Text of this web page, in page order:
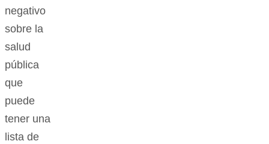
negativo
sobre la
salud
pública
que
puede
tener una
lista de